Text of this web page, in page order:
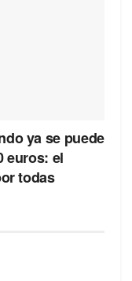
ya se puede
euros: el
todas